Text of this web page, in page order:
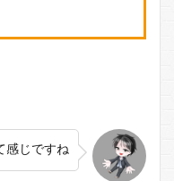
感じですね